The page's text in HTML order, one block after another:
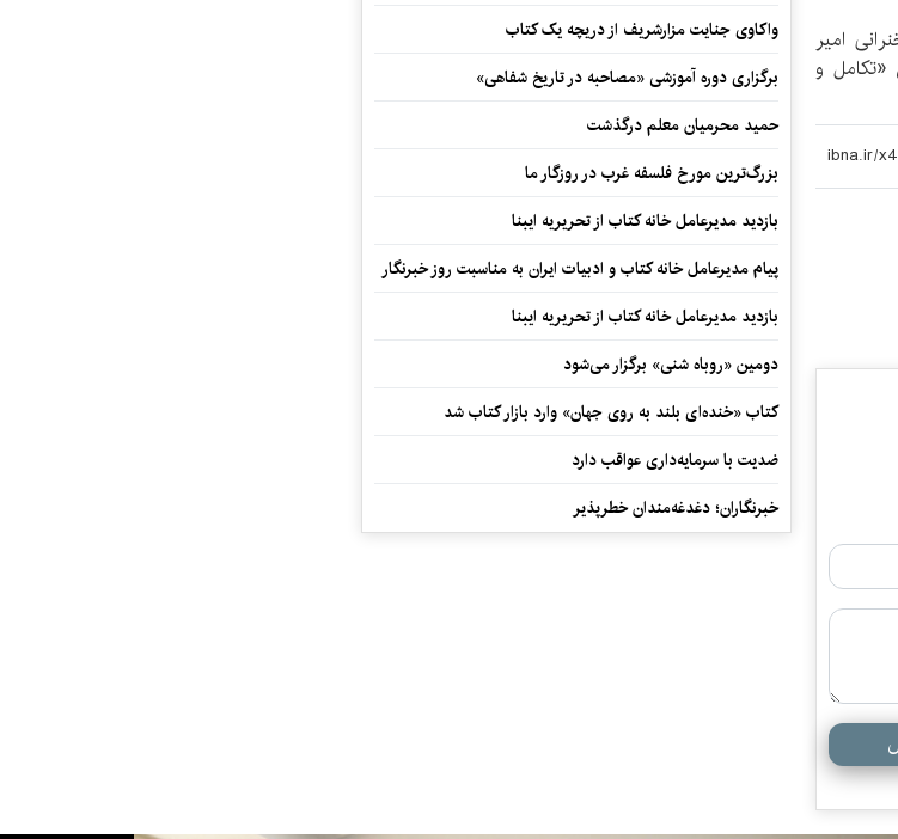
امیر
«تکامل و
واکاوی جنایت مزارشریف از دریچه یک کتاب
برگزاری دوره آموزشی «مصاحبه در تاریخ شفاهی»
حمید محرمیان معلم درگذشت
بزرگ‌ترین مورخ فلسفه غرب در روزگار ما
بازدید مدیرعامل خانه کتاب از تحریریه ایبنا
پیام مدیرعامل خانه کتاب و ادبیات ایران به مناسبت روز خبرنگار
بازدید مدیرعامل خانه کتاب از تحریریه ایبنا
دومین «روباه شنی» برگزار می‌شود
کتاب «خنده‌ای بلند به روی جهان» وارد بازار کتاب شد
ضدیت با سرمایه‌داری عواقب دارد
خبرنگاران؛ دغدغه‌مندان خطرپذیر